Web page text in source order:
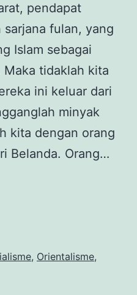
pendapat
fulan, yang
Islam sebagai
tidaklah kita
ini keluar dari
minyak
kita dengan orang
Belanda. Orang…
, Orientalisme,